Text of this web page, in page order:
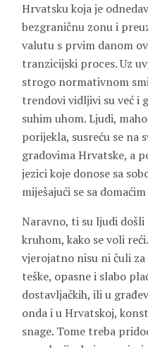
Hrvatsku koja je
bezgraničnu zonu i
valutu s prvim danom
tranzicijski proces. Uz
strogo normativnom
trendovi vidljivi su već i
suhim uhom. Ljudi,
porijekla, susreću se na
gradovima Hrvatske, a
jezici koje donose sa
miješajući se sa
Naravno, ti su ljudi
kruhom, kako se voli
vjerojatno nisu ni čuli
teške, opasne i slabo
dostavljačkih, ili u
onda i u Hrvatskoj,
snage. Tome treba